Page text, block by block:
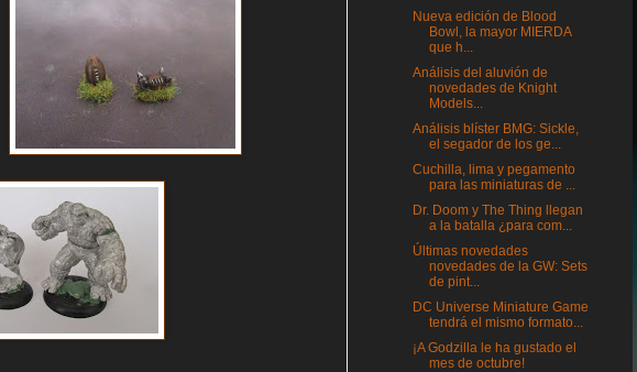
Nueva edición de Blood
Bowl, la mayor MIERDA
que h...
Análisis del aluvión de
novedades de Knight
Models...
Análisis blíster BMG: Sickle,
el segador de los ge...
Cuchilla, lima y pegamento
para las miniaturas de ...
Dr. Doom y The Thing llegan
a la batalla ¿para com...
Últimas novedades
novedades de la GW: Sets
de pint...
DC Universe Miniature Game
tendrá el mismo formato...
¡A Godzilla le ha gustado el
mes de octubre!